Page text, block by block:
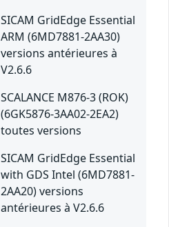
SICAM GridEdge Essential
ARM (6MD7881-2AA30)
versions antérieures à
V2.6.6
SCALANCE M876-3 (ROK)
(6GK5876-3AA02-2EA2)
toutes versions
SICAM GridEdge Essential
with GDS Intel (6MD7881-
2AA20) versions
antérieures à V2.6.6